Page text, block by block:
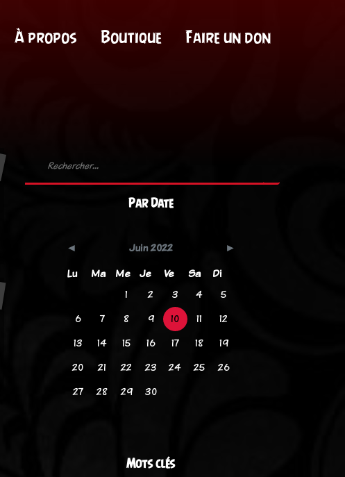
À propos Boutique Faire un don
Par Date
Juin 2022
Lu
Ma Me Je Ve Sa
Di
1
2 3 4
5
6
7 8 9 10 11
12
13
14 15 16 17 18
19
20
21 22 23 24 25
26
27
28 29 30
Mots clés